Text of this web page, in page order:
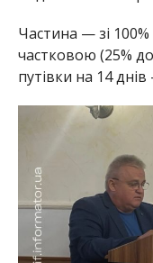
Частина — зі
частковою (25%
путівки на 14